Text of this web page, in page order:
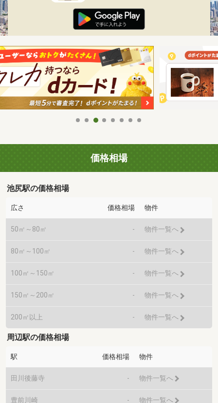
価格相場
池尻駅の価格相場
広さ 価格相場 物件
50㎡～80㎡ - 物件一覧へ
80㎡～100㎡ - 物件一覧へ
100㎡～150㎡ - 物件一覧へ
150㎡～200㎡ - 物件一覧へ
200㎡以上 - 物件一覧へ
周辺駅の価格相場
駅 価格相場 物件
田川後藤寺 - 物件一覧へ
豊前川崎 - 物件一覧へ